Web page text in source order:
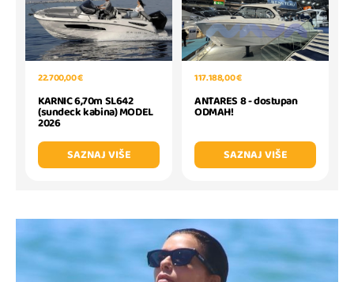
22.700,00 €
KARNIC 6,70m SL642
(sundeck kabina) MODEL
2026
SAZNAJ VIŠE
117.188,00 €
ANTARES 8 - dostupan
ODMAH!
SAZNAJ VIŠE